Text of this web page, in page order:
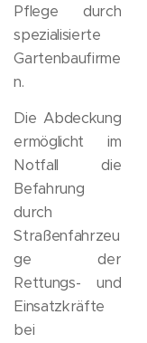
Pflege durch
spezialisierte
Gartenbaufirme
n.
Die Abdeckung
ermöglicht im
Notfall die
Befahrung
durch
Straßenfahrzeu
ge der
Rettungs- und
Einsatzkräfte
bei